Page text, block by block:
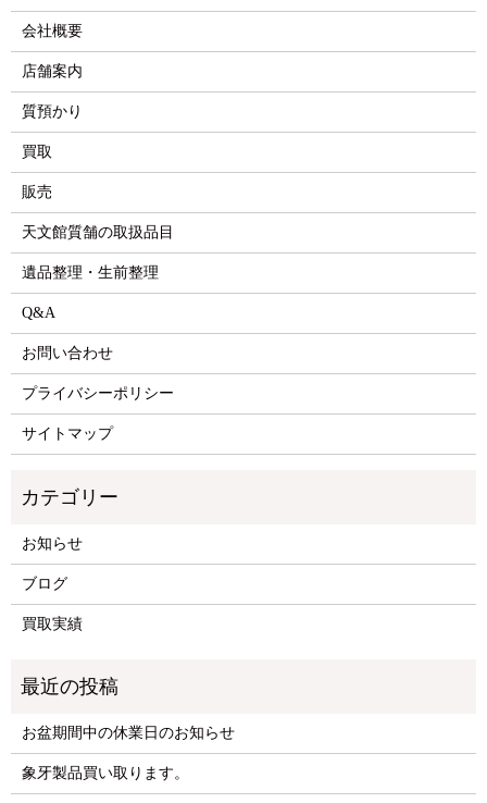
会社概要
店舗案内
質預かり
買取
販売
天文館質舗の取扱品目
遺品整理・生前整理
Q&A
お問い合わせ
プライバシーポリシー
サイトマップ
お知らせ
ブログ
買取実績
お盆期間中の休業日のお知らせ
象牙製品買い取ります。